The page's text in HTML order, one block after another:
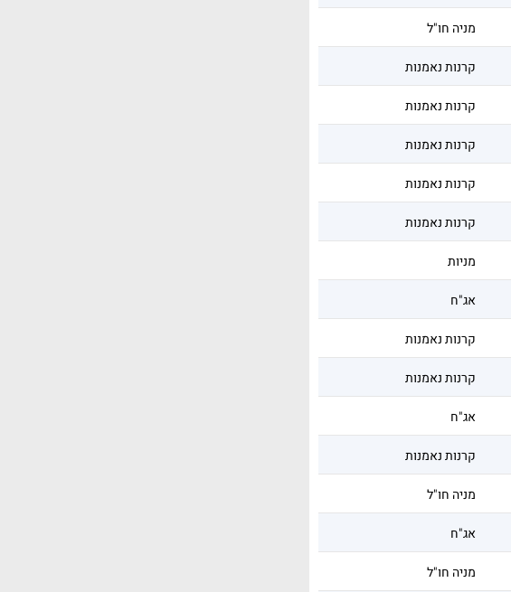
מניה חו"ל
קרנות נאמנות
קרנות נאמנות
קרנות נאמנות
קרנות נאמנות
קרנות נאמנות
מניות
אג"ח
קרנות נאמנות
קרנות נאמנות
אג"ח
קרנות נאמנות
מניה חו"ל
אג"ח
מניה חו"ל